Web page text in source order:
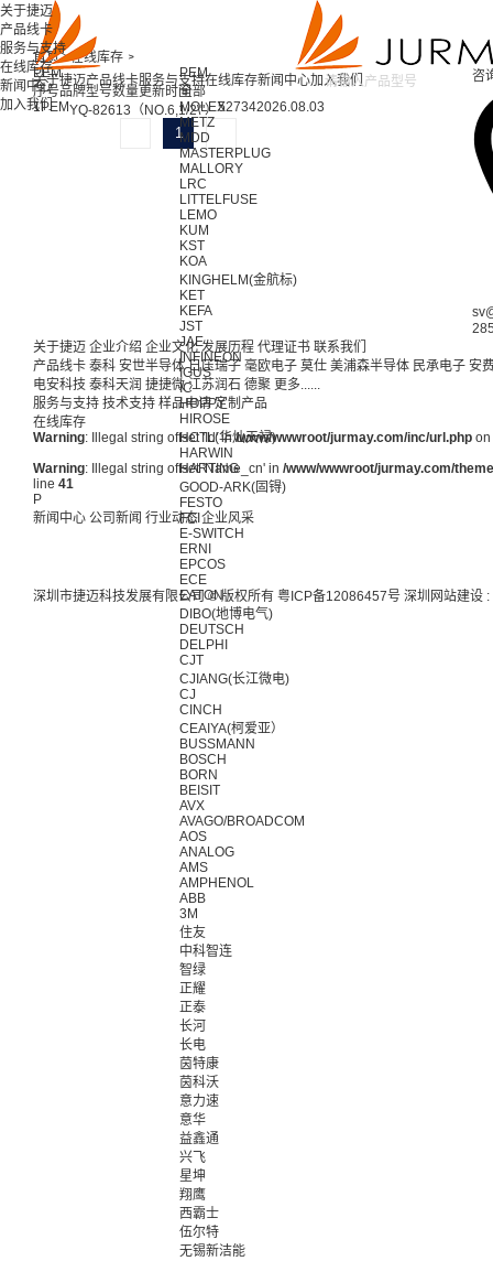
关于捷迈产品线卡服务与支持在线库存新闻中心加入我们
关于捷迈
产品线卡
服务与支持
在线库存
新闻中心
加入我们
首页 >在线库存 >
咨
PEM
PEM
全部
MOLEX
METZ
MDD
MASTERPLUG
MALLORY
LRC
LITTELFUSE
LEMO
KUM
KST
KOA
KINGHELM(金航标)
KET
KEFA
JST
JAE
INFINEON
IGUS
IC
HOPPY
HIROSE
HCTL(华灿天禄)
HARWIN
HARTING
GOOD-ARK(固锝)
FESTO
FCI
E-SWITCH
ERNI
EPCOS
ECE
EATON
DIBO(地博电气)
DEUTSCH
DELPHI
CJT
CJIANG(长江微电)
CJ
CINCH
CEAIYA(柯爱亚）
BUSSMANN
BOSCH
BORN
BEISIT
AVX
AVAGO/BROADCOM
AOS
ANALOG
AMS
AMPHENOL
ABB
3M
住友
中科智连
智绿
正耀
正泰
长河
长电
茵特康
茵科沃
意力速
意华
益鑫通
兴飞
星坤
翔鹰
西霸士
伍尔特
无锡新洁能
序号品牌型号数量更新时间
1PEMYQ-82613（NO.6,1/2\"）527342026.08.03
1
关于捷迈 企业介绍 企业文化 发展历程 代理证书 联系我们
产品线卡 泰科 安世半导体 日压瑞子 毫欧电子 莫仕 美浦森半导体 民承电子 安
电安科技 泰科天润 捷捷微 江苏润石 德聚 更多......
服务与支持 技术支持 样品申请 定制产品
在线库存
Warning: Illegal string offset 'Id' in/www/wwwroot/jurmay.com/inc/url.php
Warning: Illegal string offset 'Name_cn' in /www/wwwroot/jurmay.com/
line 41
P
新闻中心 公司新闻 行业动态 企业风采
深圳市捷迈科技发展有限公司 © 版权所有 粤ICP备12086457号 深圳网站建设 :